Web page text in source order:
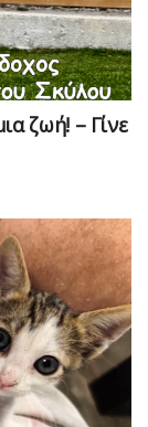
ζωή! – Γίνε